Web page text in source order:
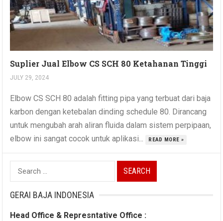
Suplier Jual Elbow CS SCH 80 Ketahanan Tinggi
JULY 29, 2024
Elbow CS SCH 80 adalah fitting pipa yang terbuat dari baja
karbon dengan ketebalan dinding schedule 80. Dirancang
untuk mengubah arah aliran fluida dalam sistem perpipaan,
elbow ini sangat cocok untuk aplikasi...
READ MORE »
Search
for:
GERAI BAJA INDONESIA
Head Office & Represntative Office :